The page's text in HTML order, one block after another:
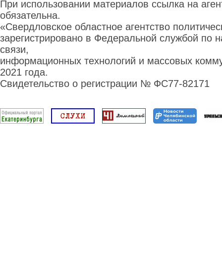
При использовании материалов ссылка на
обязательна.
«Свердловское областное агентство
зарегистрировано в Федеральной службой по
связи,
информационных технологий и массовых
2021 года.
Свидетельство о регистрации № ФС77-82171